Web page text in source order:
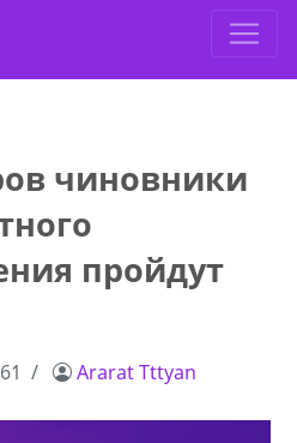
чиновники
пройдут
Ararat Tttyan